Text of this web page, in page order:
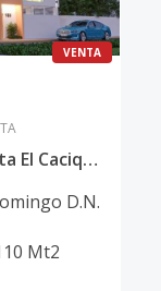
VENTA
Apartamento en venta El Cacique Santo Domingo
D.N.
Mt2